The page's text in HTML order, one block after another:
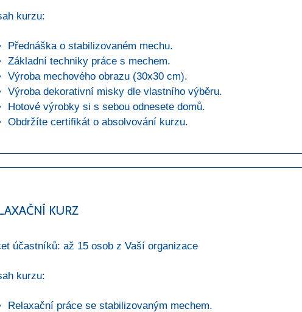
kurzu:
Přednáška o stabilizovaném mechu.
Základní techniky práce s mechem.
Výroba mechového obrazu (30x30 cm).
Výroba dekorativní misky dle vlastního výběru.
Hotové výrobky si s sebou odnesete domů.
Obdržíte certifikát o absolvování kurzu.
KURZ
účastníků: až 15 osob z Vaší organizace
kurzu:
Relaxační práce se stabilizovaným mechem.